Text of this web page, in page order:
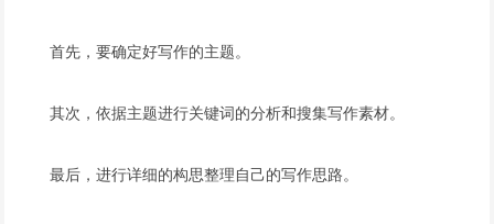
首先，要确定好写作的主题。
其次，依据主题进行关键词的分析和搜集写作素材。
最后，进行详细的构思整理自己的写作思路。